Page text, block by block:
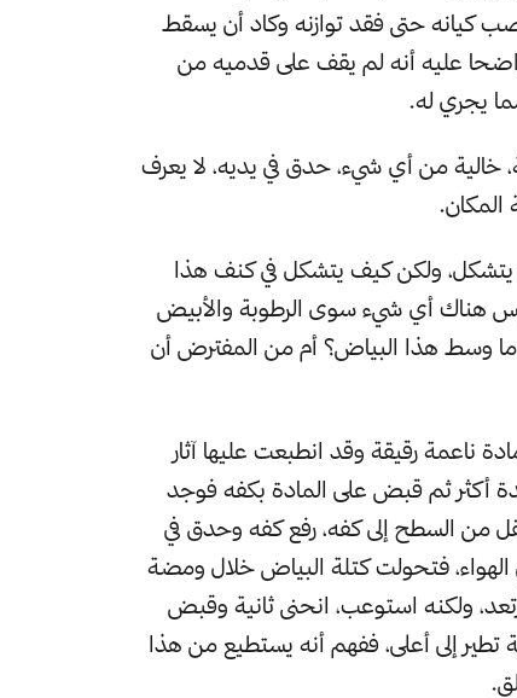
كيانه حتى فقد توازنه وكاد أن يسقط
واضحا عليه أنه لم يقف على قدميه من
يجري له.
خالية من أي شيء، حدق في يديه، لا يعرف
المكان.
يتشكل، ولكن كيف يتشكل في كنف هذا
هناك أي شيء سوى الرطوبة والأبيض
وسط هذا البياض؟ أم من المفترض أن
ناعمة رقيقة وقد انطبعت عليها آثار
أكثر ثم قبض على المادة بكفه فوجد
من السطح إلى كفه، رفع كفه وحدق في
الهواء، فتحولت كتلة البياض خلال ومضة
ولكنه استوعب، انحنى ثانية وقبض
تطير إلى أعلى، ففهم أنه يستطيع من هذا